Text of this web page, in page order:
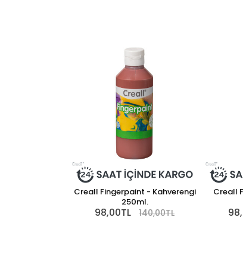
Creall Fingerpaint - Kahverengi
250ml.
98,00TL 140,00TL
Creall